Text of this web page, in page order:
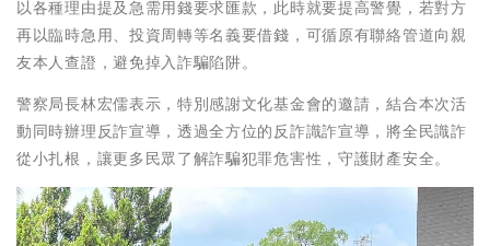
以各種理由提及急需用錢要求匯款，此時就要提高警覺，若對方
再以臨時急用、投資周轉等名義要借錢，可循原有聯絡管道向親
友本人查證，避免掉入詐騙陷阱。
警察局長林宏儒表示，特別感謝文化基金會的邀請，結合本次活
動同時辦理反詐宣導，透過全方位的反詐識詐宣導，將全民識詐
從小扎根，讓更多民眾了解詐騙犯罪危害性，守護財產安全。